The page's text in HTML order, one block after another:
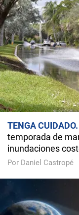
TENGA CUIDADO
temporada de
inundaciones
Por Daniel Castropé